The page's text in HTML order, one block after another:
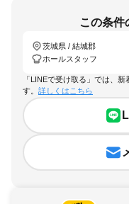
この条件
茨城県 / 結城郡
ホールスタッフ
「LINEで受け取る」では、
す。 詳しくはこちら